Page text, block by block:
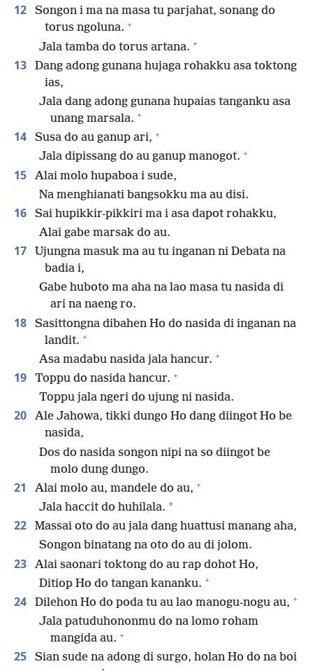
12
Songon i ma na masa tu parjahat, sonang do
torus ngoluna. +
Jala tamba do torus artana. +
13
Dang adong gunana hujaga rohakku asa toktong
ias,
Jala dang adong gunana hupaias tanganku asa
unang marsala. +
14 Susa do au ganup ari, +
Jala dipissang do au ganup manogot. +
15
Alai molo hupaboa i sude,
Na menghianati bangsokku ma au disi.
16
Sai hupikkir-pikkiri ma i asa dapot rohakku,
Alai gabe marsak do au.
17
Ujungna masuk ma au tu inganan ni Debata na
badia i,
Gabe huboto ma aha na lao masa tu nasida di
ari na naeng ro.
18
Sasittongna dibahen Ho do nasida di inganan na
landit. +
Asa madabu nasida jala hancur. +
19 Toppu do nasida hancur. +
Toppu jala ngeri do ujung ni nasida.
20
Ale Jahowa, tikki dungo Ho dang diingot Ho be
nasida,
Dos do nasida songon nipi na so diingot be
molo dung dungo.
21 Alai molo au, mandele do au, +
Jala haccit do huhilala. *
22
Massai oto do au jala dang huattusi manang aha,
Songon binatang na oto do au di jolom.
23
Alai saonari toktong do au rap dohot Ho,
Ditiop Ho do tangan kananku. +
24 Dilehon Ho do poda tu au lao manogu-nogu au, +
Jala patuduhononmu do na lomo roham
mangida au. +
25
Sian sude na adong di surgo, holan Ho do na boi